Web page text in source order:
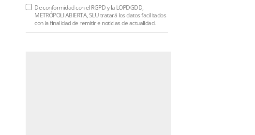
De conformidad con el RGPD y la LOPDGDD,
METRÓPOLI ABIERTA, SLU tratará los datos facilitados
con la finalidad de remitirle noticias de actualidad.